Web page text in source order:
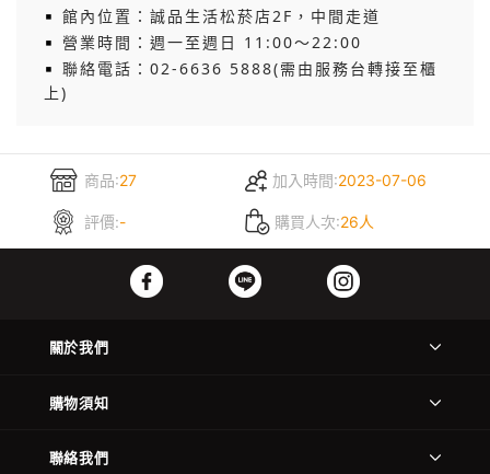
▪ 館內位置：誠品生活松菸店2F，中間走道
▪ 營業時間：週一至週日 11:00～22:00
▪ 聯絡電話：02-6636 5888(需由服務台轉接至櫃
上)
商品:27 加入時間:2023-07-06
評價:- 購買人次:26人
關於我們
購物須知
聯絡我們